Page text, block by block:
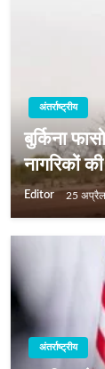
अंतर्राष्ट्रीय
बुर्किना
नागरिकों
Editor 25
अंतर्राष्ट्रीय